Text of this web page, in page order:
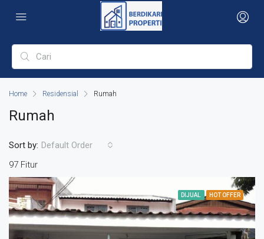
Home Residensial Rumah
Rumah
97 Fitur
Sort by: Default Order
DIJUAL HOT OFFER